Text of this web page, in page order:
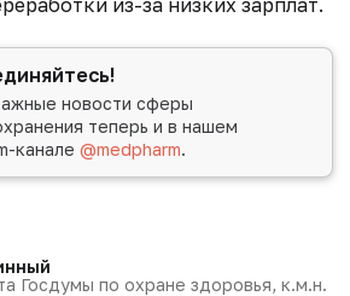
из-за низких зарплат.
новости сферы
теперь и в нашем
канале@medpharm.
Госдумы по охране здоровья, к.м.н.